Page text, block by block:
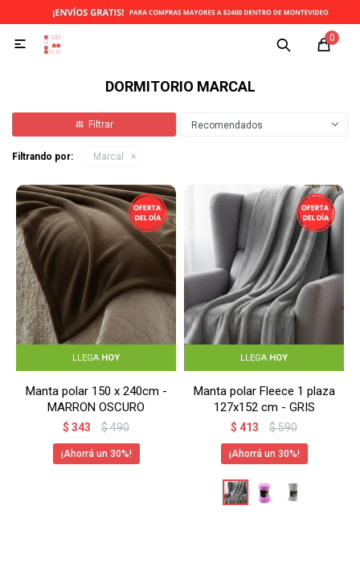
0

DORMITORIO MARCAL
Recomendados
Filtrando por: Marcal
LLEGA HOY
Manta polar 150 x 240cm -
MARRON OSCURO
$ 343 $490
30
LLEGA HOY
Manta polar Fleece 1 plaza
127x152 cm - GRIS
$ 413 $590
30